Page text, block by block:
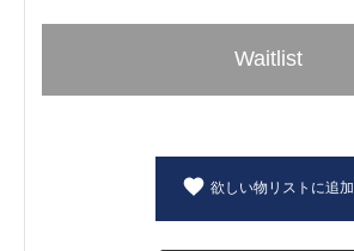
Waitlist
欲しい物リストに追加